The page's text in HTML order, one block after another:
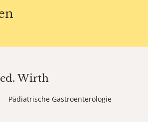
Wirth
Pädiatrische Gastroenterologie